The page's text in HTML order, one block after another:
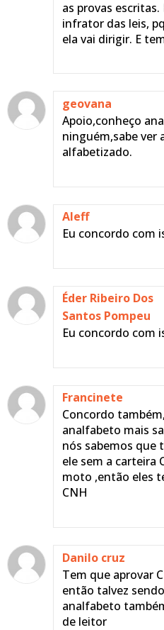
as provas
infrator das leis,
ela vai dirigir. E
geovana
Apoio,conheço
ninguém,sabe ver
alfabetizado.
Aleff
Eu concordo com
Éder Ribeiro Dos
Santos Pompeu
Eu concordo com
Francinete
Concordo
analfabeto mais
nós sabemos que
ele sem a carteira
moto ,então eles
CNH
Danilo cruz
Tem que aprovar
então talvez
analfabeto
de leitor